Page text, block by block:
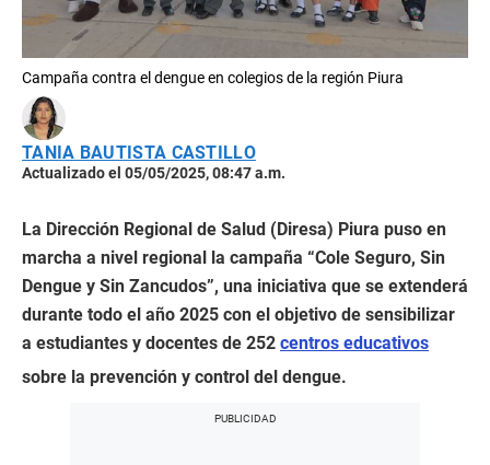
Campaña contra el dengue en colegios de la región Piura
TANIA BAUTISTA CASTILLO
Actualizado el 05/05/2025, 08:47 a.m.
La Dirección Regional de Salud (Diresa) Piura puso en
marcha a nivel regional la campaña “Cole Seguro, Sin
Dengue y Sin Zancudos”, una iniciativa que se extenderá
durante todo el año 2025 con el objetivo de sensibilizar
a estudiantes y docentes de 252 centros educativos
sobre la prevención y control del dengue.